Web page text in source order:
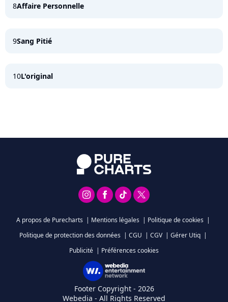
8Affaire Personnelle
9Sang Pitié
10L'original
A propos de Purecharts | Mentions légales | Politique de cookies |
Politique de protection des données | CGU | CGV | Gérer Utiq |
Publicité | Préférences cookies
Footer Copyright - 2026
Webedia - All Rights Reserved